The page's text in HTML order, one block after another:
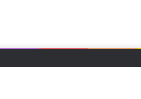
جثة رجل معلقة بحبل داخل غابة تاركة القديمة